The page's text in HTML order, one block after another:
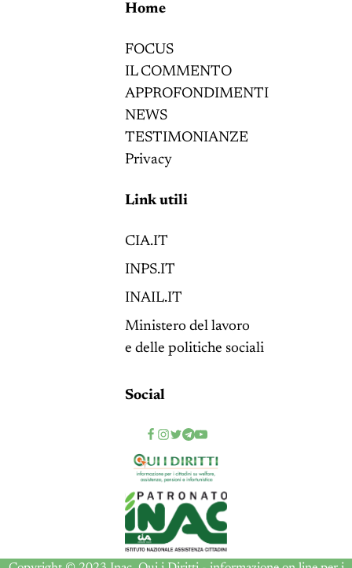
Home
FOCUS
IL COMMENTO
APPROFONDIMENTI
NEWS
TESTIMONIANZE
Privacy
Link utili
CIA.IT
INPS.IT
INAIL.IT
Ministero del lavoro
e delle politiche sociali
Social